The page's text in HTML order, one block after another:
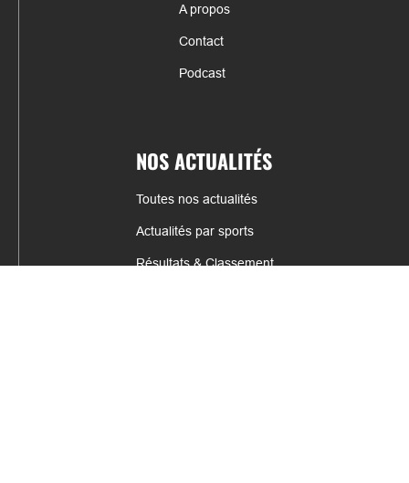
A propos
Contact
Podcast
NOS ACTUALITÉS
Toutes nos actualités
Actualités par sports
Résultats & Classement